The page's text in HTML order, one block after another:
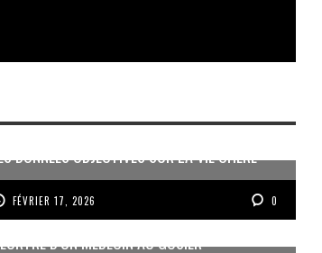
DONNÉES OBJECTIVES SUR LA VIE CHÈRE
FÉVRIER 17, 2026 0
D’UN MÉDECIN AU GOSIER